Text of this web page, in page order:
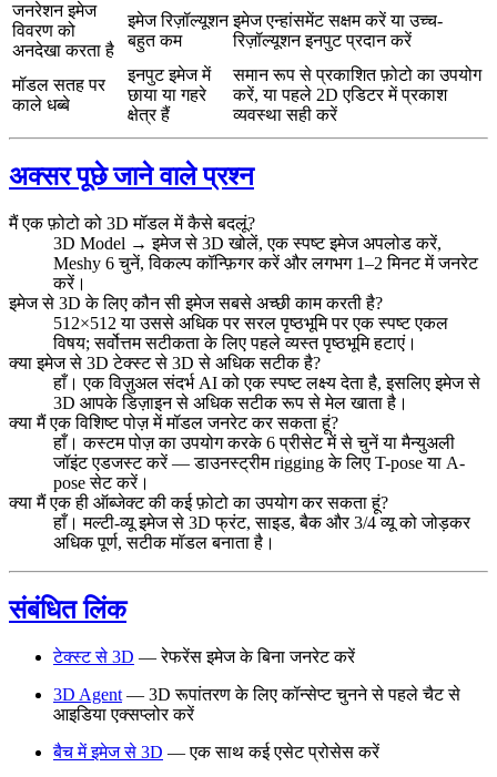
जनरेशन इमेज
विवरण को
अनदेखा करता है
इमेज रिज़ॉल्यूशन
बहुत कम
इमेज एन्हांसमेंट सक्षम करें या उच्च-
रिज़ॉल्यूशन इनपुट प्रदान करें
मॉडल सतह पर
काले धब्बे
इनपुट इमेज में
छाया या गहरे
क्षेत्र हैं
समान रूप से प्रकाशित फ़ोटो का उपयोग
करें, या पहले 2D एडिटर में प्रकाश
व्यवस्था सही करें
अक्सर पूछे जाने वाले प्रश्न
मैं एक फ़ोटो को 3D मॉडल में कैसे बदलूं?
3D Model → इमेज से 3D खोलें, एक स्पष्ट इमेज अपलोड करें,
Meshy 6 चुनें, विकल्प कॉन्फ़िगर करें और लगभग 1–2 मिनट में जनरेट
करें।
इमेज से 3D के लिए कौन सी इमेज सबसे अच्छी काम करती है?
512×512 या उससे अधिक पर सरल पृष्ठभूमि पर एक स्पष्ट एकल
विषय; सर्वोत्तम सटीकता के लिए पहले व्यस्त पृष्ठभूमि हटाएं।
क्या इमेज से 3D टेक्स्ट से 3D से अधिक सटीक है?
हाँ। एक विज़ुअल संदर्भ AI को एक स्पष्ट लक्ष्य देता है, इसलिए इमेज से
3D आपके डिज़ाइन से अधिक सटीक रूप से मेल खाता है।
क्या मैं एक विशिष्ट पोज़ में मॉडल जनरेट कर सकता हूं?
हाँ। कस्टम पोज़ का उपयोग करके 6 प्रीसेट में से चुनें या मैन्युअली
जॉइंट एडजस्ट करें — डाउनस्ट्रीम rigging के लिए T-pose या A-
pose सेट करें।
क्या मैं एक ही ऑब्जेक्ट की कई फ़ोटो का उपयोग कर सकता हूं?
हाँ। मल्टी-व्यू इमेज से 3D फ्रंट, साइड, बैक और 3/4 व्यू को जोड़कर
अधिक पूर्ण, सटीक मॉडल बनाता है।
संबंधित लिंक
टेक्स्ट से 3D — रेफरेंस इमेज के बिना जनरेट करें
3D Agent — 3D रूपांतरण के लिए कॉन्सेप्ट चुनने से पहले चैट से
आइडिया एक्सप्लोर करें
बैच में इमेज से 3D — एक साथ कई एसेट प्रोसेस करें